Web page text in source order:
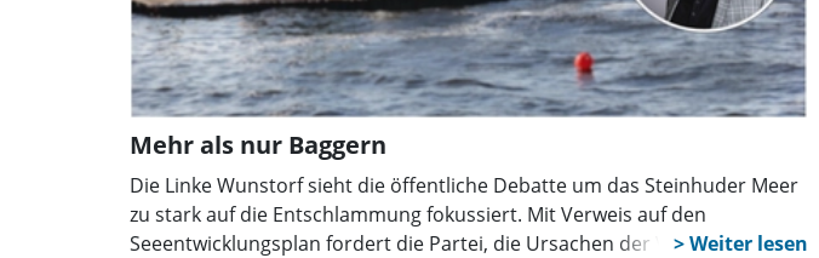
Mehr als nur Baggern
Die Linke Wunstorf sieht die öffentliche Debatte um das Steinhuder Meer
zu stark auf die Entschlammung fokussiert. Mit Verweis auf den
Seeentwicklungsplan fordert die Partei, die Ursachen der Verschlammung